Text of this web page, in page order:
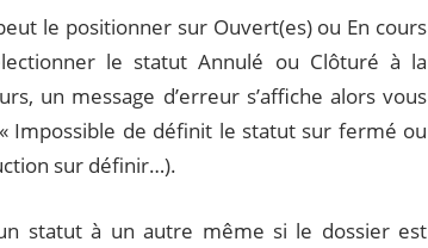
le positionner sur Ouvert(es) ou En cours
le statut Annulé ou Clôturé à la
un message d’erreur s’affiche alors vous
Impossible de définit le statut sur fermé ou
sur définir…).
statut à un autre même si le dossier est